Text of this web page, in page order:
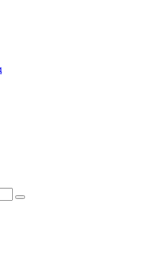
Αναζήτηση